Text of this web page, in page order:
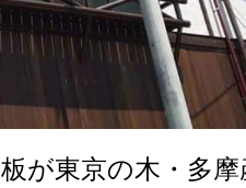
が東京の木・多